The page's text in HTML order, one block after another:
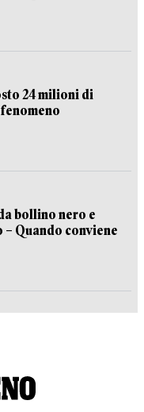
24 milioni di
bollino nero e
Quando conviene